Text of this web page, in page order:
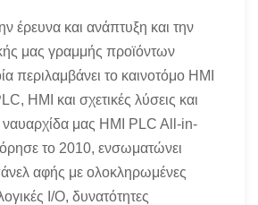
έρευνα και ανάπτυξη και την
μας γραμμής προϊόντων
περιλαμβάνει το καινοτόμο HMI
HMI και σχετικές λύσεις και
μας HMI PLC All-in-
το 2010, ενσωματώνει
αφής με ολοκληρωμένες
I/O, δυνατότητες